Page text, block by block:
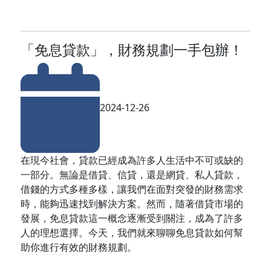
「免息貸款」，財務規劃一手包辦！
2024-12-26
在現今社會，貸款已經成為許多人生活中不可或缺的
一部分。無論是借貸、信貸，還是網貸、私人貸款，
借錢的方式多種多樣，讓我們在面對突發的財務需求
時，能夠迅速找到解決方案。然而，隨著借貸市場的
發展，免息貸款這一概念逐漸受到關注，成為了許多
人的理想選擇。今天，我們就來聊聊免息貸款如何幫
助你進行有效的財務規劃。